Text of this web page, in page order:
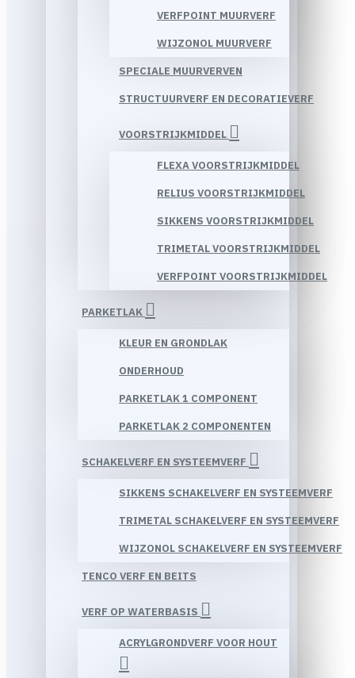
VERFPOINT MUURVERF
WIJZONOL MUURVERF
SPECIALE MUURVERVEN
STRUCTUURVERF EN DECORATIEVERF
VOORSTRIJKMIDDEL
FLEXA VOORSTRIJKMIDDEL
RELIUS VOORSTRIJKMIDDEL
SIKKENS VOORSTRIJKMIDDEL
TRIMETAL VOORSTRIJKMIDDEL
VERFPOINT VOORSTRIJKMIDDEL
PARKETLAK
KLEUR EN GRONDLAK
ONDERHOUD
PARKETLAK 1 COMPONENT
PARKETLAK 2 COMPONENTEN
SCHAKELVERF EN SYSTEEMVERF
SIKKENS SCHAKELVERF EN SYSTEEMVERF
TRIMETAL SCHAKELVERF EN SYSTEEMVERF
WIJZONOL SCHAKELVERF EN SYSTEEMVERF
TENCO VERF EN BEITS
VERF OP WATERBASIS
ACRYLGRONDVERF VOOR HOUT